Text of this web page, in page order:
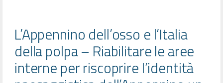
L’Appennino dell’osso e l’Italia
della polpa – Riabilitare le aree
interne per riscoprire l’identità